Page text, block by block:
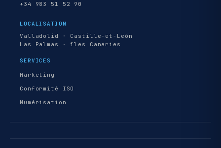
+34 983 51 52 90
LOCALISATION
Valladolid · Castille-et-León
Las Palmas · îles Canaries
SERVICES
Marketing
Conformité ISO
Numérisation